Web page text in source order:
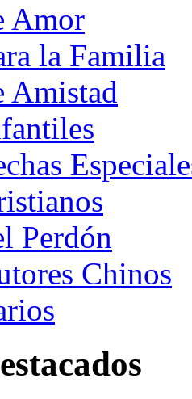
Amor
la Familia
Amistad
Perdón
Chinos